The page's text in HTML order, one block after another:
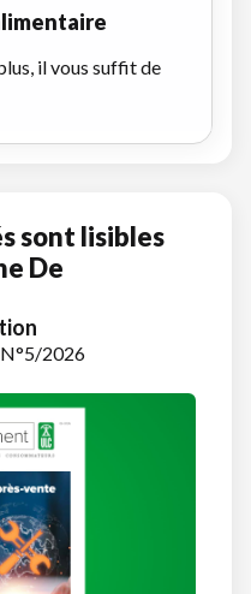
il vous suffit de
sont lisibles
De
2026